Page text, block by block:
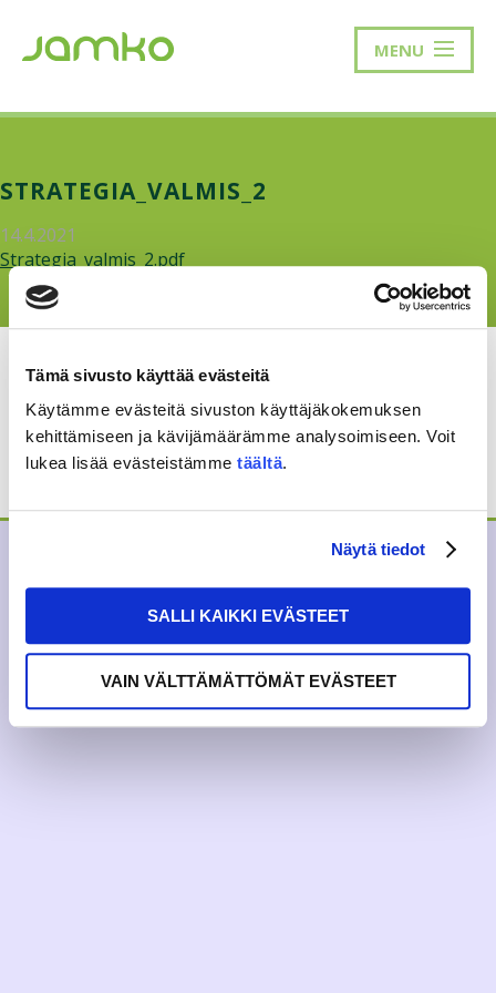
Tämä sivusto käyttää evästeitä
Käytämme evästeitä sivuston käyttäjäkokemuksen
kehittämiseen ja kävijämäärämme analysoimiseen. Voit
lukea lisää evästeistämme täältä.
Näytä tiedot
SALLI KAIKKI EVÄSTEET
VAIN VÄLTTÄMÄTTÖMÄT EVÄSTEET
MENU
STRATEGIA_VALMIS_2
14.4.2021
Strategia_valmis_2.pdf
RAKKAUDELLA,MEOM